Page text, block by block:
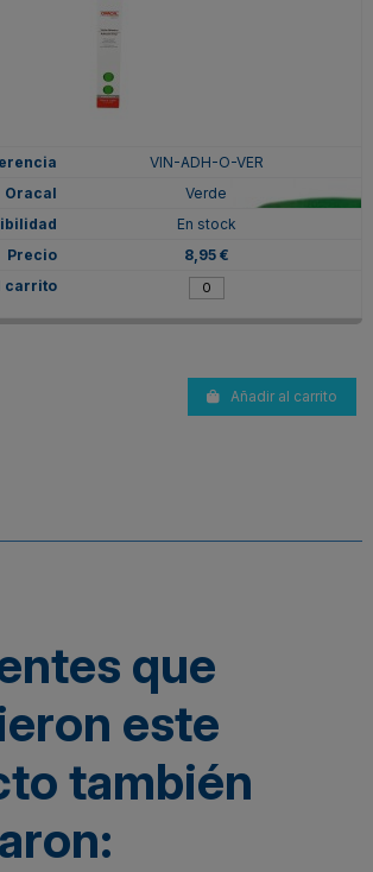
VIN-ADH-O-VER
Verde
En stock
8,95 €
Añadir al carrito
que
este
también